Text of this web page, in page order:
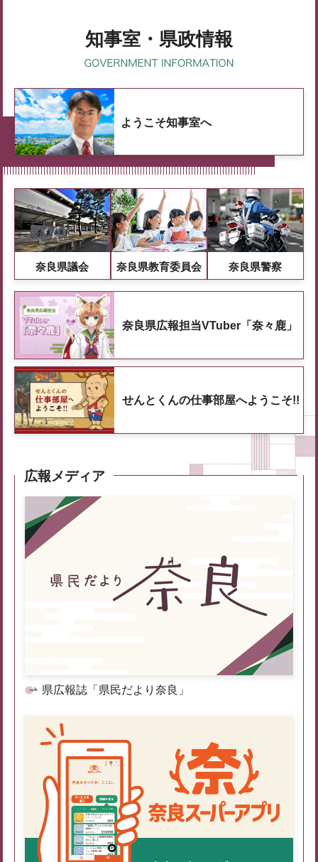
知事室・県政情報
ようこそ知事室へ
奈良県議会 奈良県教育委員会 奈良県警察
奈良県広報担当VTuber「奈々鹿」
せんとくんの仕事部屋へようこそ!!
広報メディア
県広報誌「県民だより奈良」